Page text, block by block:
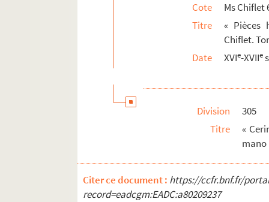
Cote
Ms Chiflet
Titre
« Pièces
Chiflet.
Date
XVIe-XVIIe
Division
305
Titre
«
mano
Citer ce document : https://ccfr.bnf.fr/
record=eadcgm:EADC:a80209237